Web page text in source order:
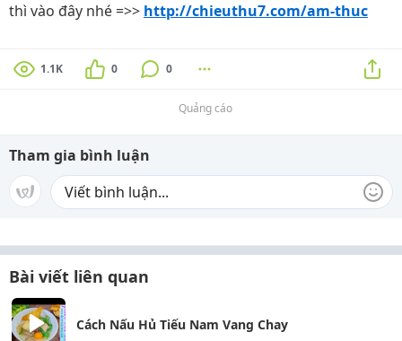
thì vào đây nhé =>> http://chieuthu7.com/am-thuc
1.1K 0 0
Quảng cáo
Tham gia bình luận
Bài viết liên quan
Cách Nấu Hủ Tiếu Nam Vang Chay